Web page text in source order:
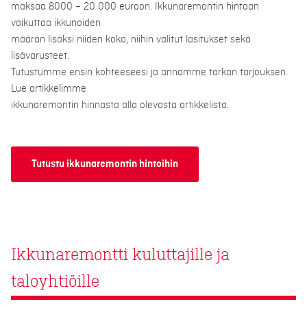
maksaa 8000 – 20 000 euroon. Ikkunaremontin hintaan
vaikuttaa ikkunoiden
määrän lisäksi niiden koko, niihin valitut lasitukset sekä
lisävarusteet.
Tutustumme ensin kohteeseesi ja annamme tarkan tarjouksen.
Lue artikkelimme
ikkunaremontin hinnasta alla olevasta artikkelista.
Tutustu ikkunaremontin hintoihin
Ikkunaremontti kuluttajille ja
taloyhtiöille